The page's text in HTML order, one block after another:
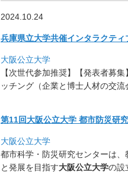
2024.10.24
兵庫県立大学共催インタラクティ
大阪公立大学
【次世代参加推奨】【発表者募集
ッチング（企業と博士人材の交
第11回大阪公立大学 都市防災研
大阪公立大学
都市科学・防災研究センターは、
と発展を目指す大阪公立大学の設